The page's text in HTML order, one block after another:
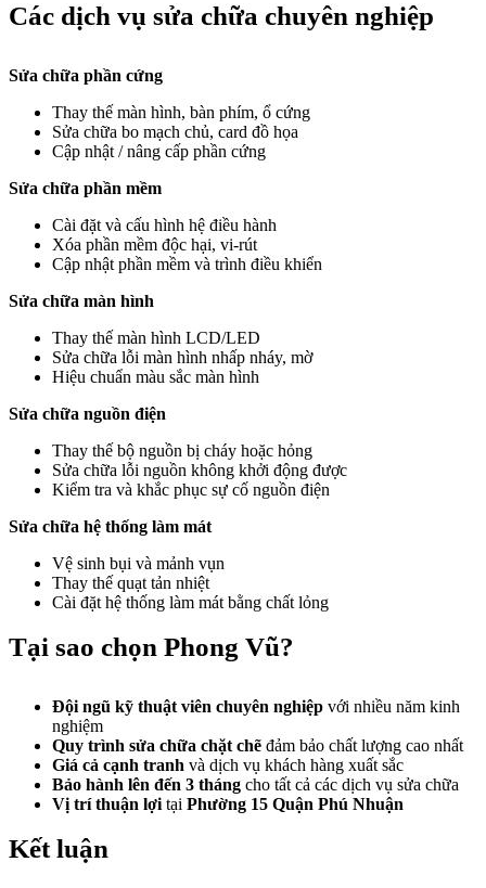
Các dịch vụ sửa chữa chuyên nghiệp
Sửa chữa phần cứng
Thay thế màn hình, bàn phím, ổ cứng
Sửa chữa bo mạch chủ, card đồ họa
Cập nhật / nâng cấp phần cứng
Sửa chữa phần mềm
Cài đặt và cấu hình hệ điều hành
Xóa phần mềm độc hại, vi-rút
Cập nhật phần mềm và trình điều khiển
Sửa chữa màn hình
Thay thế màn hình LCD/LED
Sửa chữa lỗi màn hình nhấp nháy, mờ
Hiệu chuẩn màu sắc màn hình
Sửa chữa nguồn điện
Thay thế bộ nguồn bị cháy hoặc hỏng
Sửa chữa lỗi nguồn không khởi động được
Kiểm tra và khắc phục sự cố nguồn điện
Sửa chữa hệ thống làm mát
Vệ sinh bụi và mảnh vụn
Thay thế quạt tản nhiệt
Cài đặt hệ thống làm mát bằng chất lỏng
Tại sao chọn Phong Vũ?
Đội ngũ kỹ thuật viên chuyên nghiệp với nhiều năm kinh
nghiệm
Quy trình sửa chữa chặt chẽ đảm bảo chất lượng cao nhất
Giá cả cạnh tranh và dịch vụ khách hàng xuất sắc
Bảo hành lên đến 3 tháng cho tất cả các dịch vụ sửa chữa
Vị trí thuận lợi tại Phường 15 Quận Phú Nhuận
Kết luận